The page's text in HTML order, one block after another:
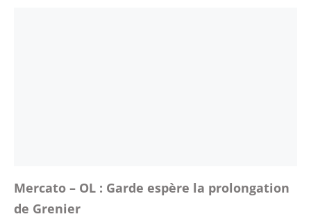
Mercato – OL : Garde espère la prolongation
de Grenier